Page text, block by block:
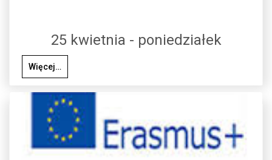
25 kwietnia - poniedziałek
Więcej…